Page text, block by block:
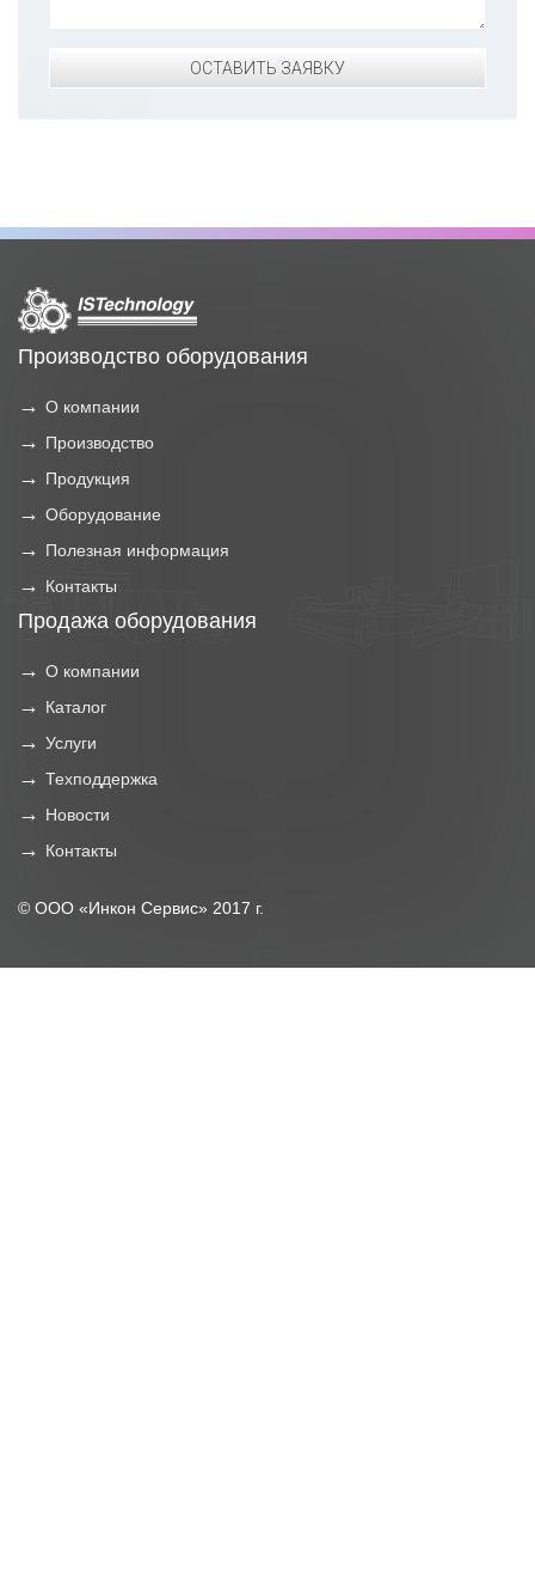
ОСТАВИТЬ ЗАЯВКУ
Производство оборудования
О компании
Производство
Продукция
Оборудование
Полезная информация
Контакты
Продажа оборудования
О компании
Каталог
Услуги
Техподдержка
Новости
Контакты
© ООО «Инкон Сервис» 2017 г.